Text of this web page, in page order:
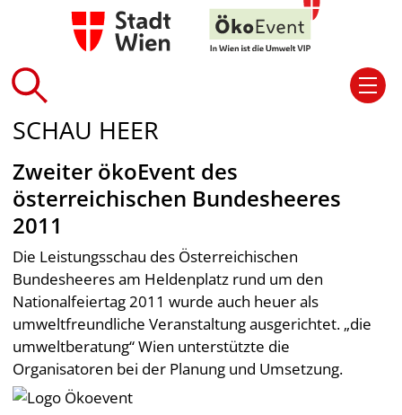
SCHAU HEER
Zweiter ökoEvent des
österreichischen Bundesheeres
2011
Die Leistungsschau des Österreichischen
Bundesheeres am Heldenplatz rund um den
Nationalfeiertag 2011 wurde auch heuer als
umweltfreundliche Veranstaltung ausgerichtet. „die
umweltberatung“ Wien unterstützte die
Organisatoren bei der Planung und Umsetzung.